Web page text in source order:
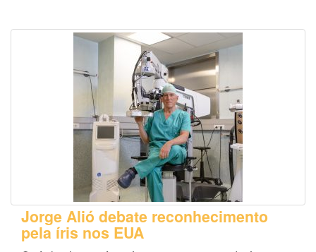
Jorge Alió debate reconhecimento
pela íris nos EUA